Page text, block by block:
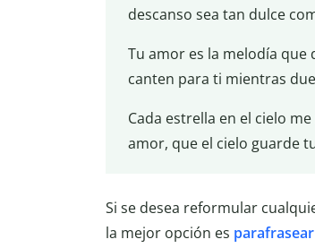
descanso sea tan dulce
Tu amor es la melodía que
canten para ti mientras
Cada estrella en el cielo
amor, que el cielo guarde
Si se desea reformular
la mejor opción es